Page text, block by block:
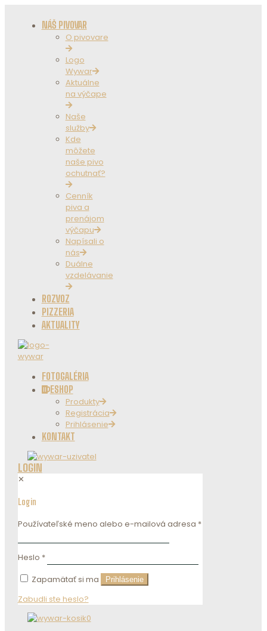
NÁŠ PIVOVAR
O pivovare
Logo
Wywar
Aktuálne
na výčape
Naše
služby
Kde
môžete
naše pivo
ochutnať?
Cenník
piva a
prenájom
výčapu
Napísali o
nás
Duálne
vzdelávanie
ROZVOZ
PIZZERIA
AKTUALITY
FOTOGALÉRIA
ESHOP
Produkty
Registrácia
Prihlásenie
KONTAKT
LOGIN
✕
Login
Používateľské meno alebo e-mailová adresa *
Heslo *
Zapamätať si ma
Prihlásenie
Zabudli ste heslo?
0